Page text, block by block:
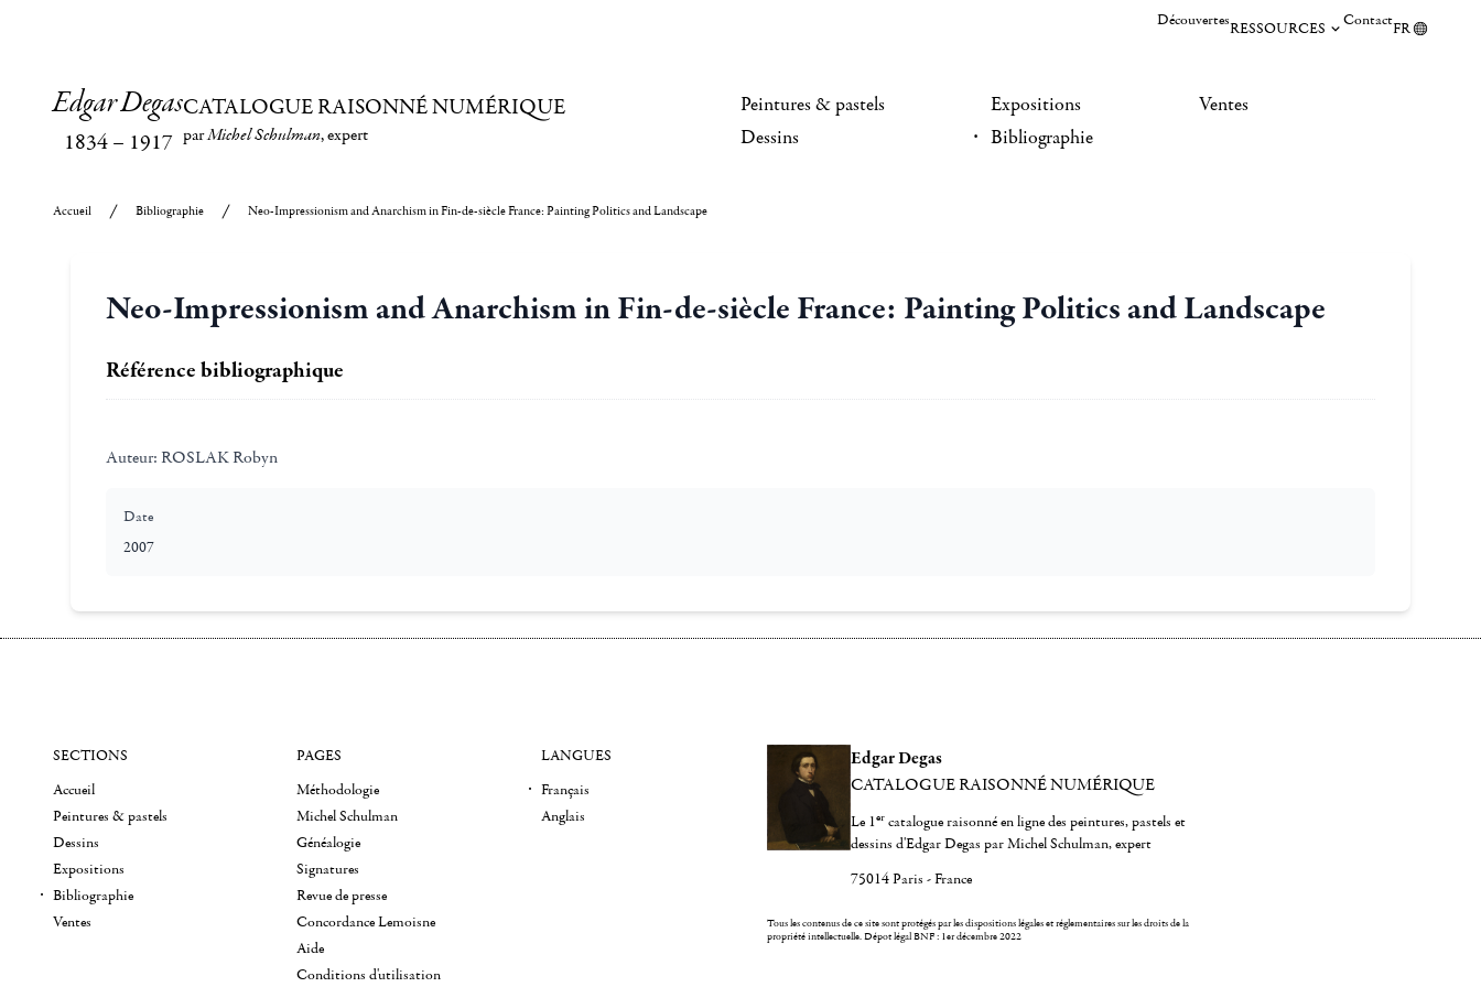
DécouvertesRESSOURCES ContactFR
Edgar Degas
1834– 1917
CATALOGUE RAISONNÉ NUMÉRIQUE
parMichel Schulman, expert
Peintures & pastels
Dessins
Expositions
Bibliographie
Ventes
Accueil Bibliographie Neo-Impressionism and Anarchism in Fin-de-siècle France: Painting Politics and Landscape
Neo-Impressionism and Anarchism in Fin-de-siècle France: Painting Politics and Landscape
Référence bibliographique
Auteur: ROSLAK Robyn
Date
2007
Edgar Degas
CATALOGUE RAISONNÉ NUMÉRIQUE
Le 1er catalogue raisonné en ligne des peintures, pastels et
dessins d'Edgar Degas par Michel Schulman, expert
75014 Paris - France
Tous les contenus de ce site sont protégés par les dispositions légales et réglementaires sur les droits de la
propriété intellectuelle.Dépot légal BNF : 1er décembre 2022
SECTIONS
Accueil
Peintures & pastels
Dessins
Expositions
Bibliographie
Ventes
PAGES
Méthodologie
Michel Schulman
Généalogie
Signatures
Revue de presse
Concordance Lemoisne
Aide
Conditions d'utilisation
LANGUES
Français
Anglais